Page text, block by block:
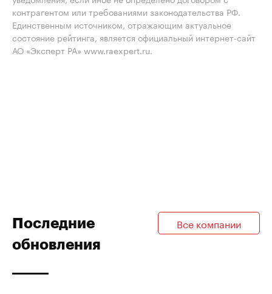
контрагентом или требованиями законодательства РФ.
Единственным источником, отражающим актуальное
состояние рейтинга, является официальный интернет-сайт
АО «Эксперт РА» www.raexpert.ru.
Последние
обновления
Все компании